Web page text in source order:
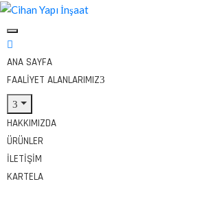
ANA SAYFA
FAALIYET ALANLARIMIZ
HAKKIMIZDA
ÜRÜNLER
İLETIŞIM
KARTELA